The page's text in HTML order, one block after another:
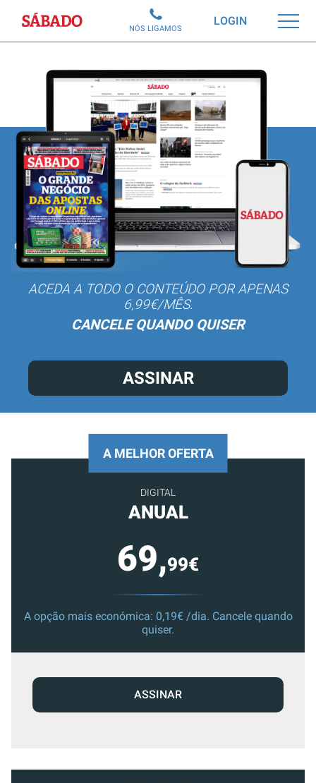
Sábado LOGIN
NÓS LIGAMOS
ACEDA A TODO O CONTEÚDO POR APENAS
6,99€/MÊS.
CANCELE QUANDO QUISER
ASSINAR
A MELHOR OFERTA
DIGITAL
ANUAL
69,99€
A opção mais económica: 0,19€ /dia. Cancele quando
quiser.
ASSINAR